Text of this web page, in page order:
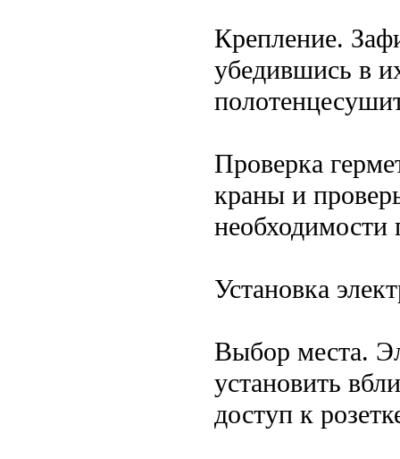
Крепление.
убедившись в
Проверка
краны и
необходимости
Установка
Выбор места.
установить
доступ к